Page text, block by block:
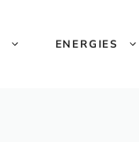
ENERGIES